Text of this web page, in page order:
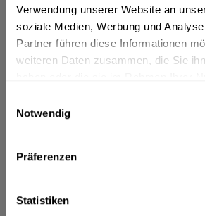
Verwendung unserer Website an
soziale Medien, Werbung und
Partner führen diese Informationen
weiteren Daten zusammen, die Sie
Notwendig
Präferenzen
Statistiken
In denWarenkorb
Artikel-Nr.:
31212
Beschreibung